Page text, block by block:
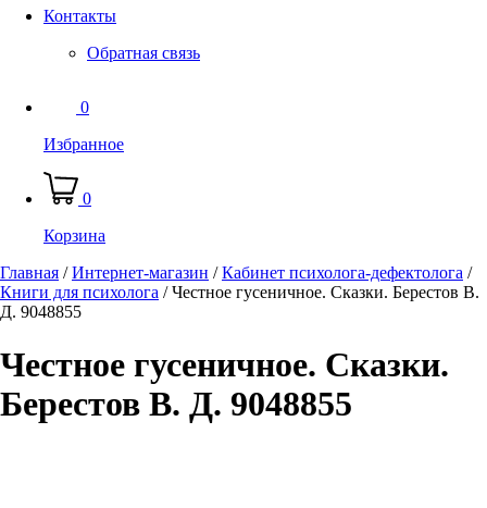
Контакты
Обратная связь
0
Избранное
0
Корзина
Главная /Интернет-магазин /Кабинет психолога-дефектолога /
Книги для психолога /Честное гусеничное. Сказки. Берестов В.
Д. 9048855
Честное гусеничное. Сказки.
Берестов В. Д. 9048855